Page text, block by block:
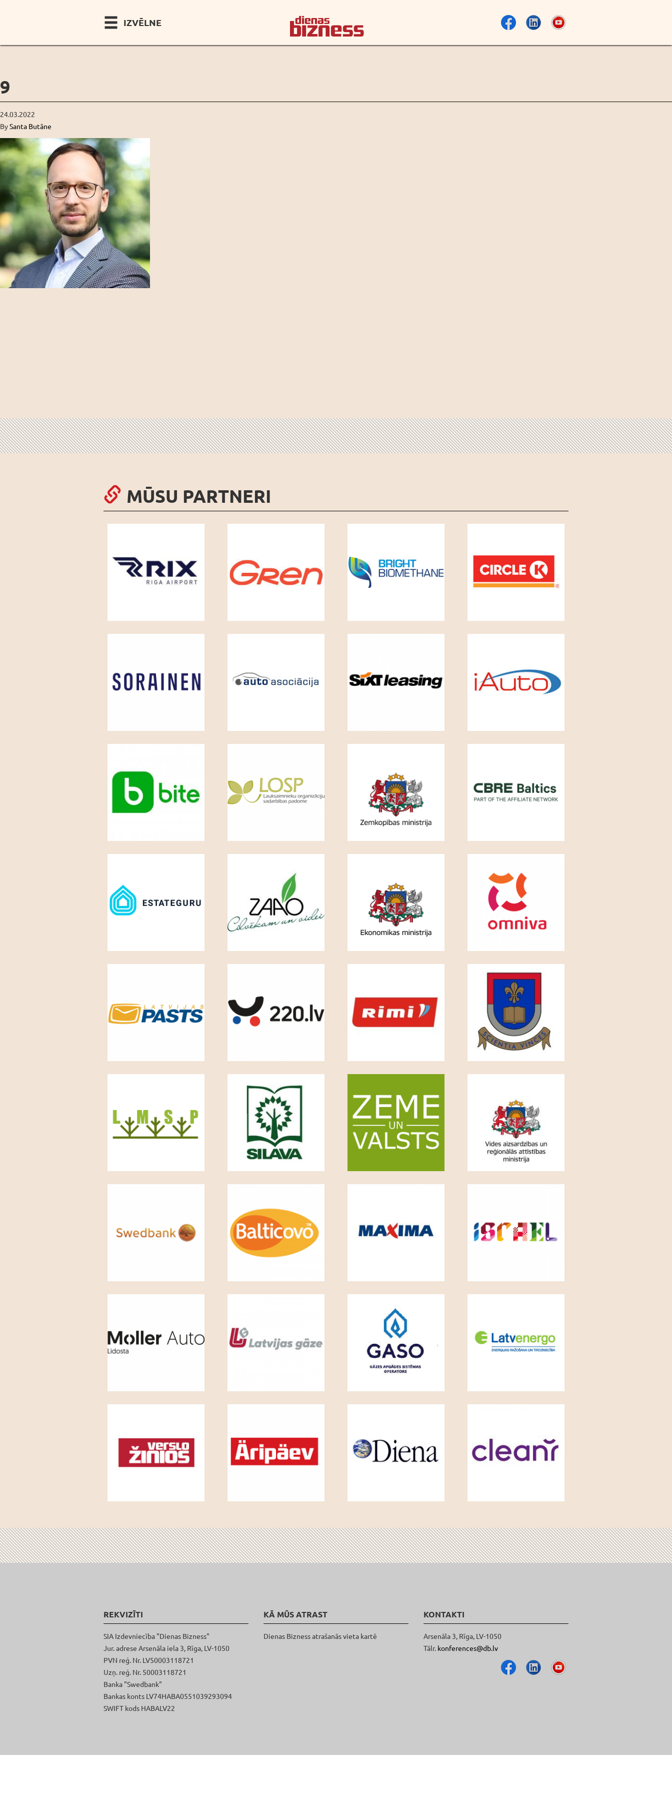
IZVĒLNE
9
24.03.2022
BySanta Butāne
MŪSU PARTNERI
REKVIZĪTI
SIA Izdevniecība "Dienas Bizness"
Jur. adrese Arsenāla iela 3, Rīga, LV-1050
PVN reģ. Nr. LV50003118721
Uzņ. reģ. Nr. 50003118721
Banka "Swedbank"
Bankas konts LV74HABA0551039293094
SWIFT kods HABALV22
KĀ MŪS ATRAST
Dienas Bizness atrašanās vieta kartē
KONTAKTI
Arsenāla 3, Rīga, LV-1050
Tālr. konferences@db.lv